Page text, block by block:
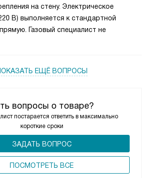
вопросы о товаре?
постарается ответить в максимально
короткие сроки
ЗАДАТЬ ВОПРОС
ПОCМОТРЕТЬ ВСЕ
на стену. Электрическое
В) выполняется к стандартной
Газовый специалист не
ЕЩЁ ВОПРОСЫ